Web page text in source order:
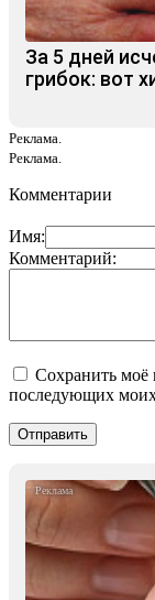
За 5 дней
грибок: вот
Реклама.
Реклама.
Комментарии
Имя:
Комментарий:
Сохранить моё
последующих